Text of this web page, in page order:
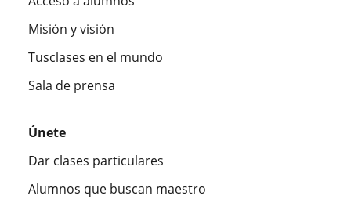
Misión y visión
Tusclases en el mundo
Sala de prensa
Únete
Dar clases particulares
Alumnos que buscan maestro